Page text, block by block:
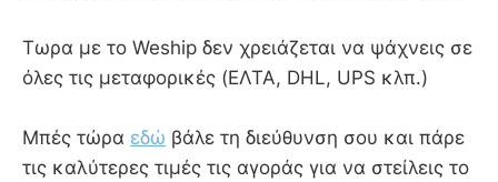
Τωρα με το Weship δεν χρειάζεται να ψάχνεις σε
όλες τις μεταφορικές (ΕΛΤΑ, DHL, UPS κλπ.)
Μπές τώρα εδώ βάλε τη διεύθυνση σου και πάρε
τις καλύτερες τιμές τις αγοράς για να στείλεις το